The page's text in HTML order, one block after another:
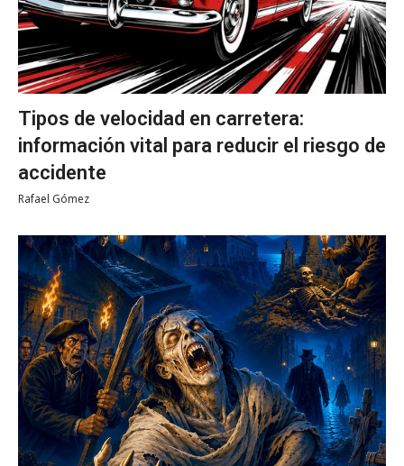
Tipos de velocidad en carretera:
información vital para reducir el riesgo de
accidente
Rafael Gómez